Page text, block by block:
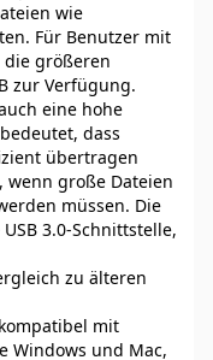
wie
Für Benutzer mit
größeren
zur Verfügung.
eine hohe
dass
übertragen
wenn große Dateien
müssen. Die
3.0-Schnittstelle,
zu älteren
mit
Windows und Mac,